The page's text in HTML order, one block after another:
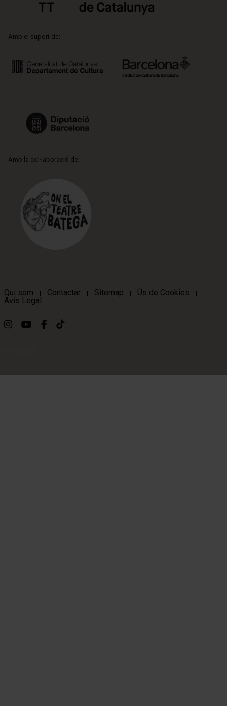
Amb el suport de:
Amb la col·laboració de:
Qui som | Contactar | Sitemap | Ús de Cookies |
Avís Legal
Link a instagram
Link a youtube
Link a facebook
Link a ticktok